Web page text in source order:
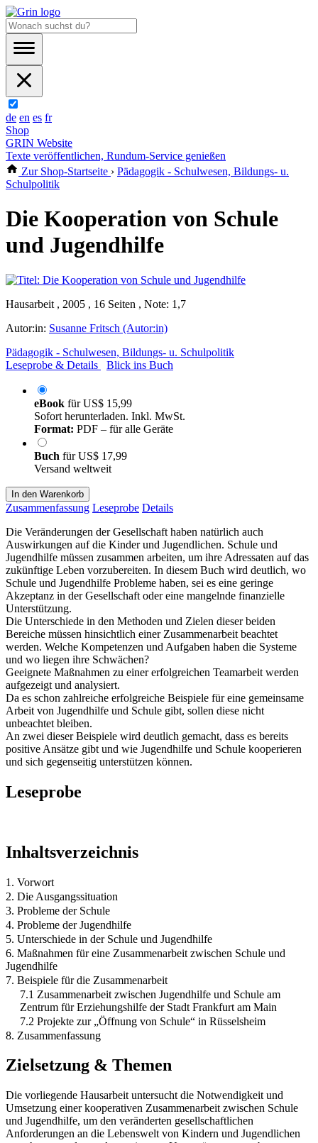
de en es fr
Shop
GRIN Website
Texte veröffentlichen, Rundum-Service genießen
Zur Shop-Startseite › Pädagogik - Schulwesen, Bildungs- u.
Schulpolitik
Die Kooperation von Schule
und Jugendhilfe
Hausarbeit , 2005 , 16 Seiten , Note: 1,7
Autor:in: Susanne Fritsch (Autor:in)
Pädagogik - Schulwesen, Bildungs- u. Schulpolitik
Leseprobe & Details
Blick ins Buch
eBook fürUS$ 15,99
Sofort herunterladen. Inkl. MwSt.
Format: PDF – für alle Geräte
Buch fürUS$ 17,99
Versand weltweit
In den Warenkorb
Zusammenfassung Leseprobe Details
Die Veränderungen der Gesellschaft haben natürlich auch
Auswirkungen auf die Kinder und Jugendlichen. Schule und
Jugendhilfe müssen zusammen arbeiten, um ihre Adressaten auf das
zukünftige Leben vorzubereiten. In diesem Buch wird deutlich, wo
Schule und Jugendhilfe Probleme haben, sei es eine geringe
Akzeptanz in der Gesellschaft oder eine mangelnde finanzielle
Unterstützung.
Die Unterschiede in den Methoden und Zielen dieser beiden
Bereiche müssen hinsichtlich einer Zusammenarbeit beachtet
werden. Welche Kompetenzen und Aufgaben haben die Systeme
und wo liegen ihre Schwächen?
Geeignete Maßnahmen zu einer erfolgreichen Teamarbeit werden
aufgezeigt und analysiert.
Da es schon zahlreiche erfolgreiche Beispiele für eine gemeinsame
Arbeit von Jugendhilfe und Schule gibt, sollen diese nicht
unbeachtet bleiben.
An zwei dieser Beispiele wird deutlich gemacht, dass es bereits
positive Ansätze gibt und wie Jugendhilfe und Schule kooperieren
und sich gegenseitig unterstützen können.
Leseprobe
Inhaltsverzeichnis
1. Vorwort
2. Die Ausgangssituation
3. Probleme der Schule
4. Probleme der Jugendhilfe
5. Unterschiede in der Schule und Jugendhilfe
6. Maßnahmen für eine Zusammenarbeit zwischen Schule und
Jugendhilfe
7. Beispiele für die Zusammenarbeit
7.1 Zusammenarbeit zwischen Jugendhilfe und Schule am
Zentrum für Erziehungshilfe der Stadt Frankfurt am Main
7.2 Projekte zur „Öffnung von Schule“ in Rüsselsheim
8. Zusammenfassung
Zielsetzung & Themen
Die vorliegende Hausarbeit untersucht die Notwendigkeit und
Umsetzung einer kooperativen Zusammenarbeit zwischen Schule
und Jugendhilfe, um den veränderten gesellschaftlichen
Anforderungen an die Lebenswelt von Kindern und Jugendlichen